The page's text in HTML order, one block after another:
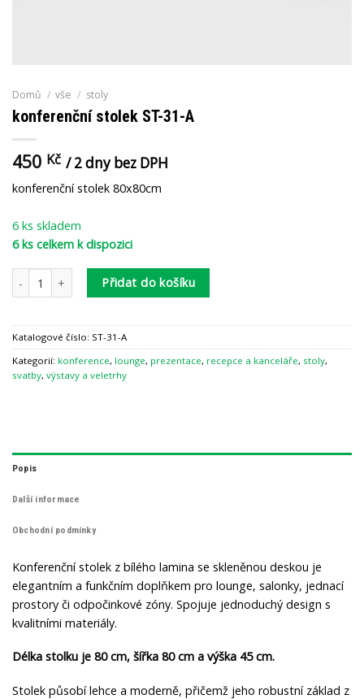
Domů / vše / stoly
konferenční stolek ST-31-A
450 Kč / 2 dny bez DPH
konferenční stolek 80x80cm
6 ks skladem
6 ks celkem k dispozici
konferenční stolek ST-31-A množství
Přidat do košíku
Katalogové číslo: ST-31-A
Kategorií: konference, lounge, prezentace, recepce a kanceláře, stoly,
svatby, výstavy a veletrhy
Popis
Další informace
Obchodní podmínky
Konferenční stolek z bílého lamina se skleněnou deskou je
elegantním a funkčním doplňkem pro lounge, salonky, jednací
prostory či odpočinkové zóny. Spojuje jednoduchý design s
kvalitními materiály.
Délka stolku je 80 cm, šířka 80 cm a výška 45 cm.
Stolek působí lehce a moderně, přičemž jeho robustní základ z